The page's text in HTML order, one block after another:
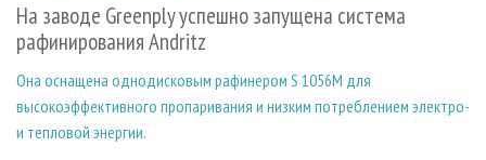
На заводе Greenply успешно запущена система
рафинирования Andritz
Она оснащена однодисковым рафинером S 1056M для
высокоэффективного пропаривания и низким потреблением электро-
и тепловой энергии.